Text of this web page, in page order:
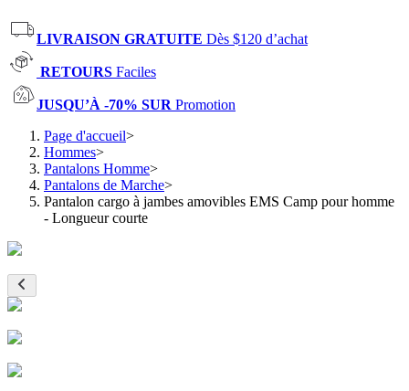
LIVRAISON GRATUITE Dès $120 d’achat
RETOURS Faciles
JUSQU’À -70% SUR Promotion
Page d'accueil>
Hommes>
Pantalons Homme>
Pantalons de Marche>
Pantalon cargo à jambes amovibles EMS Camp pour homme
- Longueur courte